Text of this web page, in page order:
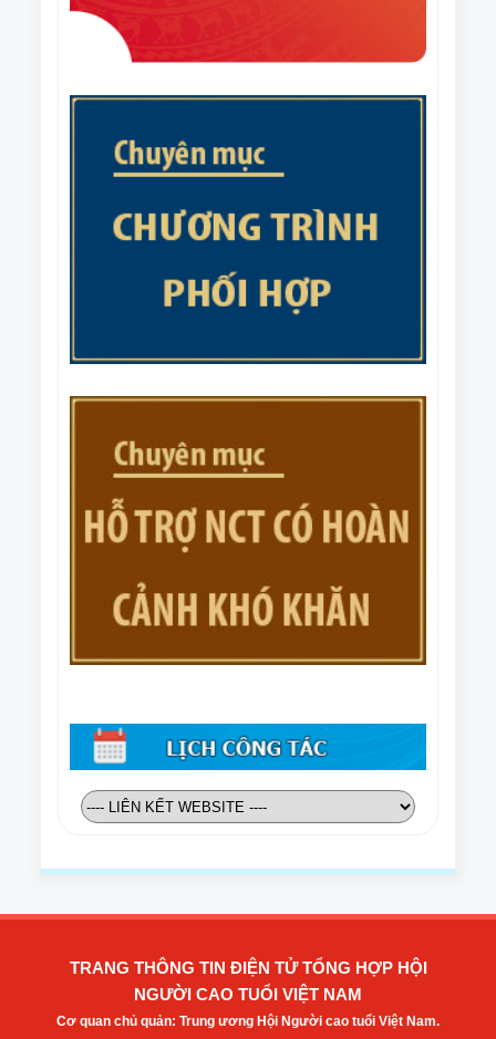
việc phối hợp tổ chức Giải cầu lông trung cao tuổi
quốc gia năm 2025.
Văn bản số 187/BTV-HNCT ngày 8/7/2025 của Ban
nhiệm vụ trọng tâm năm 2026
TRANG THÔNG TIN ĐIỆN TỬ TỔNG HỢP HỘI
NGƯỜI CAO TUỔI VIỆT NAM
Cơ quan chủ quản: Trung ương Hội Người cao tuổi Việt Nam.